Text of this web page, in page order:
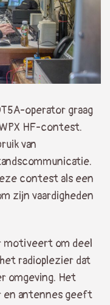
operator graag
HF-contest.
van
contest als een
zijn vaardigheden
motiveert om deel
radioplezier dat
omgeving. Het
en antennes geeft